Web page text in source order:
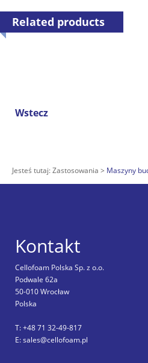
Related products
Wstecz
Jesteś tutaj:Zastosowania Maszyny
Kontakt
Cellofoam Polska Sp. z o.o.
Podwale 62a
50-010 Wrocław
Polska
T: +48 71 32-49-817
E: sales@cellofoam.pl